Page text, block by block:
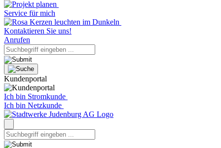
Service für mich
Kontaktieren Sie uns!
Anrufen
Kundenportal
Ich bin Stromkunde
Ich bin Netzkunde